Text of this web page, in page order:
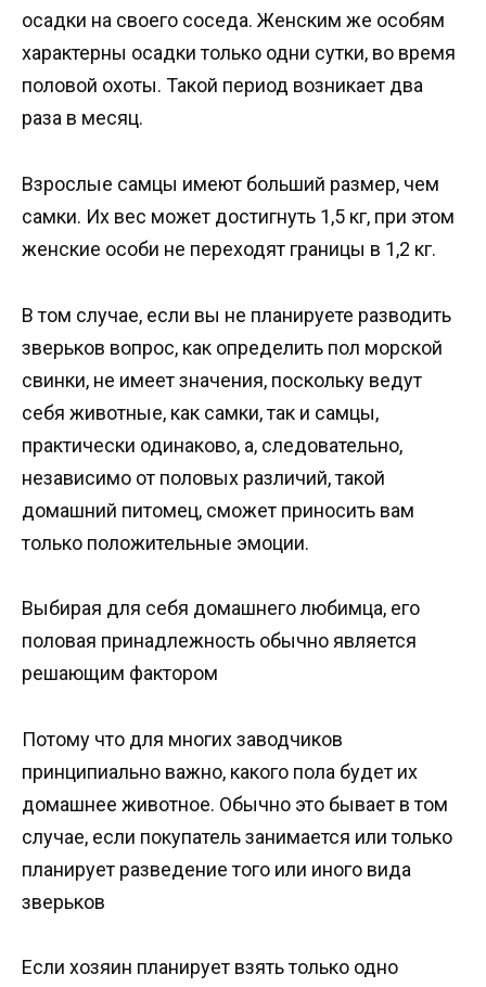
осадки на своего соседа. Женским же особям
характерны осадки только одни сутки, во время
половой охоты. Такой период возникает два
раза в месяц.
Взрослые самцы имеют больший размер, чем
самки. Их вес может достигнуть 1,5 кг, при этом
женские особи не переходят границы в 1,2 кг.
В том случае, если вы не планируете разводить
зверьков вопрос, как определить пол морской
свинки, не имеет значения, поскольку ведут
себя животные, как самки, так и самцы,
практически одинаково, а, следовательно,
независимо от половых различий, такой
домашний питомец, сможет приносить вам
только положительные эмоции.
Выбирая для себя домашнего любимца, его
половая принадлежность обычно является
решающим фактором
Потому что для многих заводчиков
принципиально важно, какого пола будет их
домашнее животное. Обычно это бывает в том
случае, если покупатель занимается или только
планирует разведение того или иного вида
зверьков
Если хозяин планирует взять только одно